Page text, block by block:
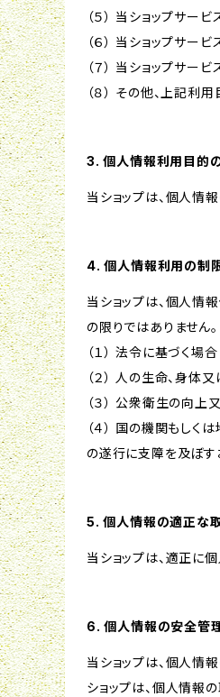
（５） 当ショップサー
（６） 当ショップサー
（７） 当ショップサー
（８） その他、上記利
3. 個人情報利用目的
当ショップは、個人情
4. 個人情報利用の制
当ショップは、個人情
の限りではありません。
（１） 法令に基づく場合
（２） 人の生命、身
（３） 公衆衛生の向
（４） 国の機関もし
の遂行に支障を及ぼす
5. 個人情報の適正な
当ショップは、適正に
6. 個人情報の安全管
当ショップは、個人情
ショップは、個人情報